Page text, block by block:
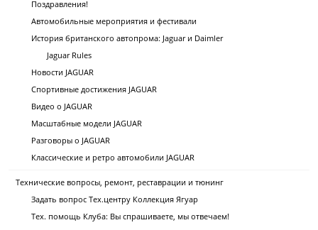
Поздравления!
Автомобильные мероприятия и фестивали
История британского автопрома: Jaguar и Daimler
Jaguar Rules
Новости JAGUAR
Спортивные достижения JAGUAR
Видео о JAGUAR
Масштабные модели JAGUAR
Разговоры о JAGUAR
Классические и ретро автомобили JAGUAR
Технические вопросы, ремонт, реставрации и тюнинг
Задать вопрос Тех.центру Коллекция Ягуар
Тех. помощь Клуба: Вы спрашиваете, мы отвечаем!